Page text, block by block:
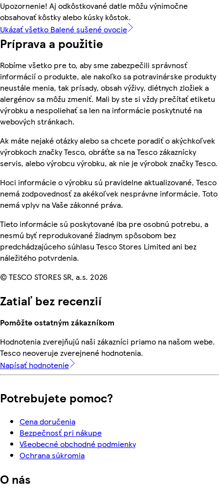
Upozornenie! Aj odkôstkované datle môžu výnimočne
obsahovať kôstky alebo kúsky kôstok.
Ukázať všetko Balené sušené ovocie
Príprava a použitie
Robíme všetko pre to, aby sme zabezpečili správnosť
informácií o produkte, ale nakoľko sa potravinárske produkty
neustále menia, tak prísady, obsah výživy, diétnych zložiek a
alergénov sa môžu zmeniť. Mali by ste si vždy prečítať etiketu
výrobku a nespoliehať sa len na informácie poskytnuté na
webových stránkach.
Ak máte nejaké otázky alebo sa chcete poradiť o akýchkoľvek
výrobkoch značky Tesco, obráťte sa na Tesco zákaznícky
servis, alebo výrobcu výrobku, ak nie je výrobok značky Tesco.
Hoci informácie o výrobku sú pravidelne aktualizované, Tesco
nemá zodpovednosť za akékoľvek nesprávne informácie. Toto
nemá vplyv na Vaše zákonné práva.
Tieto informácie sú poskytované iba pre osobnú potrebu, a
nesmú byť reprodukované žiadnym spôsobom bez
predchádzajúceho súhlasu Tesco Stores Limited ani bez
náležitého potvrdenia.
© TESCO STORES SR, a.s. 2026
Zatiaľ bez recenzií
Pomôžte ostatným zákazníkom
Hodnotenia zverejňujú naši zákazníci priamo na našom webe.
Tesco neoveruje zverejnené hodnotenia.
Napísať hodnotenie
Potrebujete pomoc?
Cena doručenia
Bezpečnosť pri nákupe
Všeobecné obchodné podmienky
Ochrana súkromia
O nás